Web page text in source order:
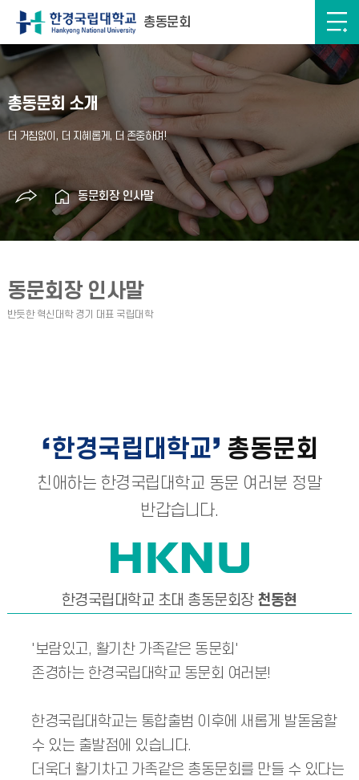
총동문회
총동문회 소개
동문회장 인사말
동문회장 인사말
한경국립대학교 총동문회
친애하는 한경국립대학교 동문 여러분 정말
반갑습니다.
한경국립대학교 초대 총동문회장 천동현
'보람있고, 활기찬 가족같은 동문회'
존경하는 한경국립대학교 동문회 여러분!
한경국립대학교는 통합출범 이후에 새롭게 발돋움할
수 있는 출발점에 있습니다.
더욱더 활기차고 가족같은 총동문회를 만들 수 있다는